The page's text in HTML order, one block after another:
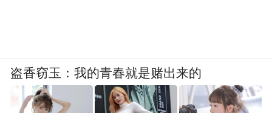
盗香窃玉：我的青春就是赌出来的